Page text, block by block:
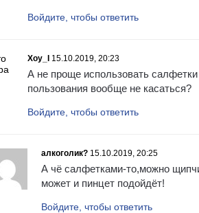
Войдите, чтобы ответить
Xoy_I 15.10.2019, 20:23
А не проще использовать
пользования вообще не касаться?
Войдите, чтобы ответить
алкоголик? 15.10.2019, 20:25
А чё салфетками-то,можно
может и пинцет подойдёт!
Войдите, чтобы ответить